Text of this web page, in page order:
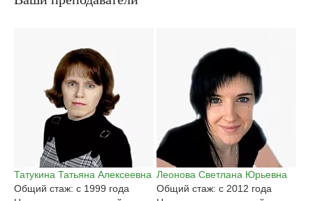
Татукина Татьяна Алексеевна
Общий стаж: с 1999 года
Леонова Светлана Юрьевна
Общий стаж: с 2012 года